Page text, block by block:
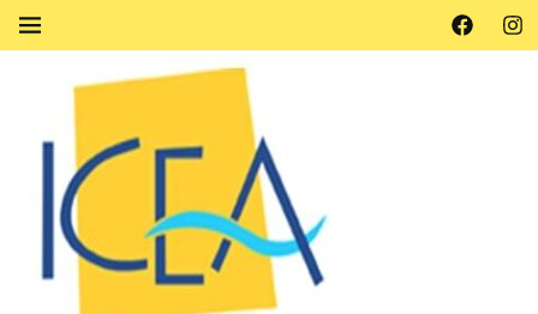
Skip
Facebook
MENU